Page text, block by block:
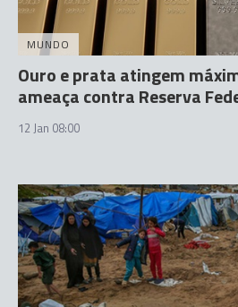
MUNDO
Ouro e prata atingem
ameaça contra Reserva
12 Jan 08:00